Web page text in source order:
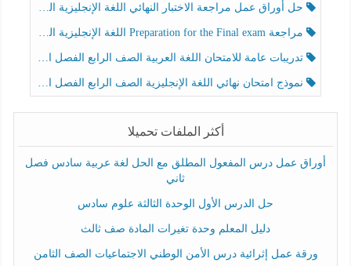
حل أوراق عمل مراجعة الاختبار النهائي اللغة الإنجليزية الصف الرابع الفصل الثالث
مراجعة Preparation for the Final exam اللغة الإنجليزية الصف الرابع الفصل الثالث
تدريبات عامة للامتحان اللغة العربية الصف الرابع الفصل الثالث
نموذج امتحان نهائي اللغة الإنجليزية الصف الرابع الفصل الثالث
أكثر الملفات تحميلا
أوراق عمل درس المفعول المطلق مع الحل لغة عربية سادس فصل
ثاني
حل الدرس الأول الوحدة الثالثة علوم سادس
دليل المعلم وحدة تغيرات المادة صف ثالث
ورقة عمل إثرائية درس الأمن الوطني الاجتماعيات الصف الثامن